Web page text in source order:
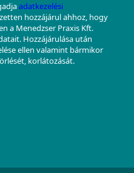
adatkezelési
hozzájárul ahhoz, hogy
a Menedzser Praxis Kft.
Hozzájárulása után
ellen valamint bármikor
korlátozását.